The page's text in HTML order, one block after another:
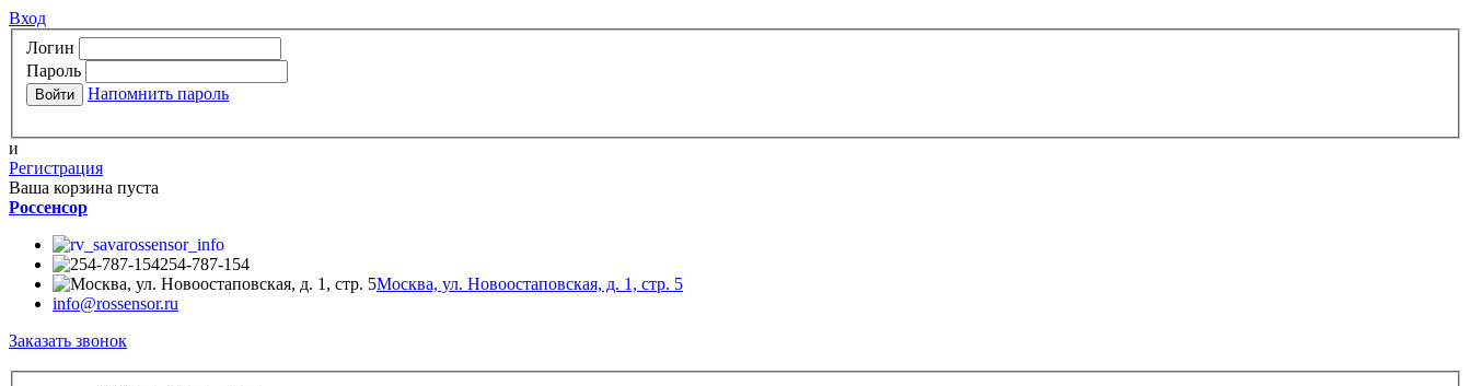
Вход
Логин
Пароль
Напомнить пароль
и
Регистрация
Ваша корзина пуста
Россенсор
rossensor_info
254-787-154
Москва, ул. Новоостаповская, д. 1, стр. 5
info@rossensor.ru
Заказать звонок